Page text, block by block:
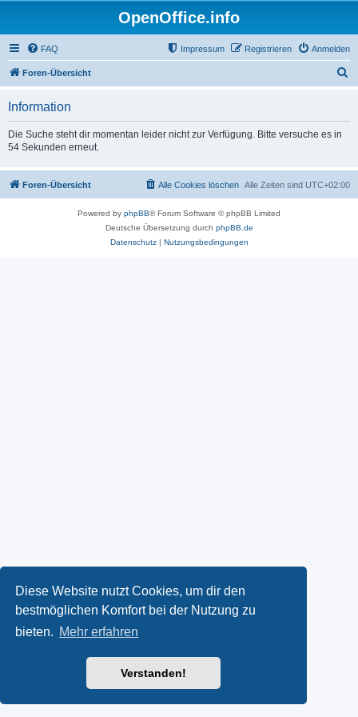
Diese Website nutzt Cookies, um dir den
bestmöglichen Komfort bei der Nutzung zu
bieten. Mehr erfahren
Verstanden!
OpenOffice.info
FAQ Anmelden
Registrieren
Impressum
Foren-Übersicht
Information
Die Suche steht dir momentan leider nicht zur Verfügung. Bitte versuche es in
54 Sekunden erneut.
Foren-Übersicht Alle Zeiten sind UTC+02:00
Alle Cookies löschen
Powered by phpBB® Forum Software © phpBB Limited
Deutsche Übersetzung durch phpBB.de
Datenschutz| Nutzungsbedingungen